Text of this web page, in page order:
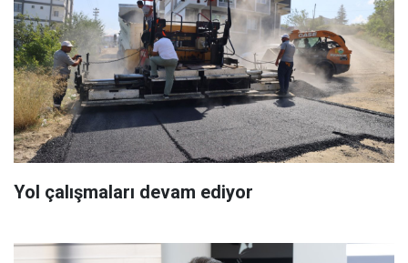
Yol çalışmaları devam ediyor